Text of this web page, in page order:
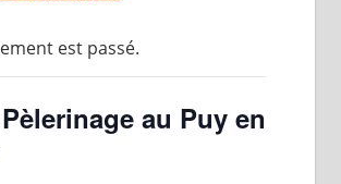
est passé.
au Puy en